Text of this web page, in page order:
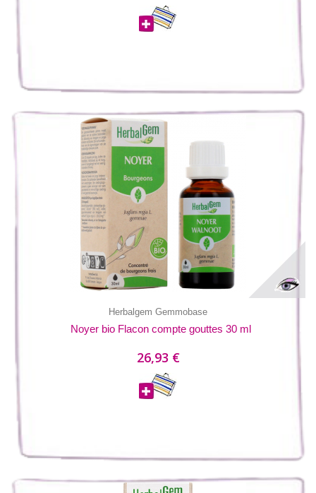
Herbalgem Gemmobase
Noyer bio Flacon compte gouttes 30 ml
26,93 €